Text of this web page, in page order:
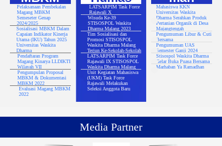
Pelaksanaan Pembekalan
Magang MBKM
Semeseter Genap
2024/2025
Sosialisasi MBKM Dalam
Capaian Indikator Kinerja
Utama (IKU) Tahun 2025
Universitas Waskita
Dharma
Pendaftaran Program
Magang Kinarya LLDIKTI
Wilayah VII
Pengumpulan Proposal
MBKM & Dokumentasi
MBKM 2022
Evaluasi Magang MBKM
2022
LATSARPIM Task Force
Rajawali X
Wisuda Ke-39
STISOSPOL Waskita
Dharma Malang 2023
Tim Sosialisasi dan
Promosi STISOSPOL
Waskita Dharma Malang
Terjun Ke-Sekolah-Sekolah
LATSARPIM Task Force
Rajawali IX STISOSPOL
Waskita Dharma Malang
Unit Kegiatan Mahasiswa
(UKM) Task Force
Rajawali Melakukan
Seleksi Anggota Baru
Mahasiswa KKN
Universitas Waskita
Dharma Serahkan Produk
Pertanian Organik di Desa
Majangtengah
Pengumuman Libur & Cuti
Bersama
Pengumuman UAS
Semester Ganji 2024
Stisospol Waskita Dharma
Gelar Buka Puasa Bersama
Marhaban Ya Ramadhan
Media Partner